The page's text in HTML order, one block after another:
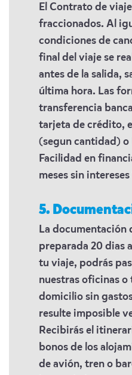
El Contrato de
fraccionados. Al
condiciones de
final del viaje se
antes de la salida,
última hora. Las
transferencia
tarjeta de crédito,
(segun cantidad) o
Facilidad en
meses sin intereses
5.
La documentación
preparada 20 dias
tu viaje, podrás
nuestras oficinas o
domicilio sin
resulte imposible
Recibirás el
bonos de los
de avión, tren o